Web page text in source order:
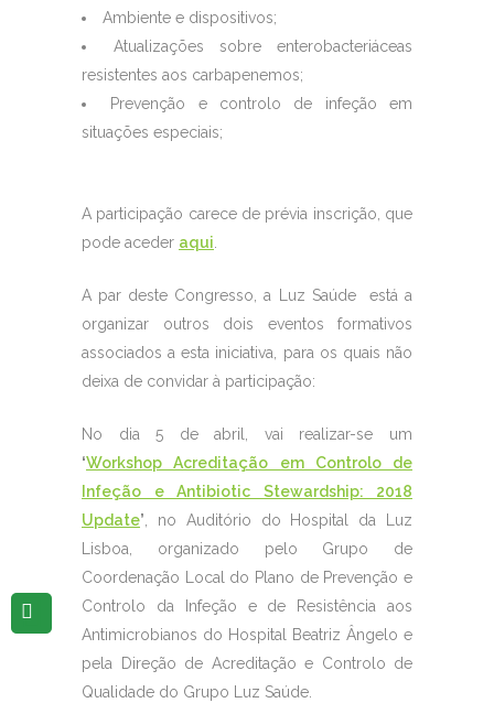
Ambiente e dispositivos;
Atualizações sobre enterobacteriáceas
resistentes aos carbapenemos;
Prevenção e controlo de infeção em
situações especiais;
A participação carece de prévia inscrição, que
pode aceder aqui
A par deste Congresso, a Luz Saúde está a
organizar outros dois eventos formativos
associados a esta iniciativa, para os quais não
deixa de convidar à participação:
No dia 5 de abril, vai realizar-se um
‘Workshop Acreditação em Controlo de
Infeção e Antibiotic Stewardship: 2018
Update’ , no Auditório do Hospital da Luz
Lisboa, organizado pelo Grupo de
Coordenação Local do Plano de Prevenção e
Controlo da Infeção e de Resistência aos
Antimicrobianos do Hospital Beatriz Ângelo e
pela Direção de Acreditação e Controlo de
Qualidade do Grupo Luz Saúde.